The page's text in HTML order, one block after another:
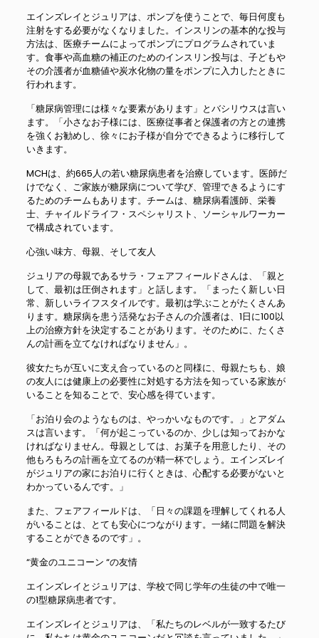
エインズレイとジュリアは、ポンプを使うことで、毎日何度も
注射をする必要がなくなりました。インスリンの基本的な投与
方法は、医療チームによってポンプにプログラムされていま
す。食事や高血糖の補正のためのインスリン投与は、子どもや
その介護者が血糖値や炭水化物の量をポンプに入力したときに
行われます。
「糖尿病管理には様々な要素があります」とバシリウスは言い
ます。「小さなお子様には、医療従事者と保護者の方との連携
を強くお勧めし、徐々にお子様が自分でできるように移行して
いきます。
MCHは、約665人の若い糖尿病患者を治療しています。医師だ
けでなく、ご家族が糖尿病について学び、管理できるようにす
るためのチームもあります。チームは、糖尿病看護師、栄養
士、チャイルドライフ・スペシャリスト、ソーシャルワーカー
で構成されています。
心強い味方、母親、そして友人
ジュリアの母親であるサラ・フェアフィールドさんは、「親と
して、最初は圧倒されます」と話します。「まったく新しい日
常、新しいライフスタイルです。最初は学ぶことがたくさんあ
ります。糖尿病を患う活発なお子さんの介護者は、1日に100以
上の治療方針を決定することがあります。そのために、たくさ
んの計画を立てなければなりません」。
彼女たちが互いに支え合っているのと同様に、母親たちも、娘
の友人には健康上の必要性に対処する方法を知っている家族が
いることを知ることで、安心感を得ています。
「お泊り会のようなものは、やっかいなものです。」とアダム
スは言います。「何が起こっているのか、少しは知っておかな
ければなりません。母親としては、お菓子を用意したり、その
他もろもろの計画を立てるのが精一杯でしょう。エインズレイ
がジュリアの家にお泊りに行くときは、心配する必要がないと
わかっているんです。」
また、フェアフィールドは、「日々の課題を理解してくれる人
がいることは、とても安心につながります。一緒に問題を解決
することができるのです」。
“黄金のユニコーン “の友情
エインズレイとジュリアは、学校で同じ学年の生徒の中で唯一
の1型糖尿病患者です。
エインズレイとジュリアは、「私たちのレベルが一致するたび